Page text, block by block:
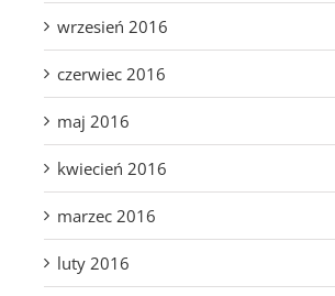
wrzesień 2016
czerwiec 2016
maj 2016
kwiecień 2016
marzec 2016
luty 2016